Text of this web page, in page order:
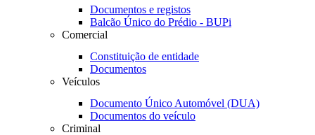
Documentos e registos
Balcão Único do Prédio - BUPi
Comercial
Constituição de entidade
Documentos
Veículos
Documento Único Automóvel (DUA)
Documentos do veículo
Criminal